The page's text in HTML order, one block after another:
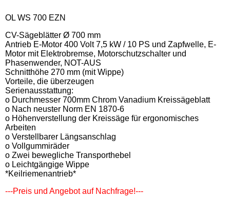
OL WS 700 EZN
CV-Sägeblätter Ø 700 mm
Antrieb E-Motor 400 Volt 7,5 kW / 10 PS und Zapfwelle, E-
Motor mit Elektrobremse, Motorschutzschalter und
Phasenwender, NOT-AUS
Schnitthöhe 270 mm (mit Wippe)
Vorteile, die überzeugen
Serienausstattung:
o Durchmesser 700mm Chrom Vanadium Kreissägeblatt
o Nach neuster Norm EN 1870-6
o Höhenverstellung der Kreissäge für ergonomisches
Arbeiten
o Verstellbarer Längsanschlag
o Vollgummiräder
o Zwei bewegliche Transporthebel
o Leichtgängige Wippe
*Keilriemenantrieb*
---Preis und Angebot auf Nachfrage!---